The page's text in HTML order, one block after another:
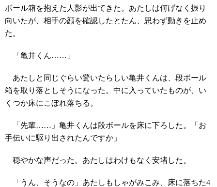
ボール箱を抱えた人影が出てきた。あたしは何げなく振り
向いたが、相手の顔を確認したとたん、思わず動きを止め
た。
「亀井くん……」
あたしと同じぐらい驚いたらしい亀井くんは、段ボール
箱を取り落としそうになった。中に入っていたものが、い
くつか床にこぼれ落ちる。
「先輩……」亀井くんは段ボールを床に下ろした。「お
手伝いに駆り出されたんですか」
穏やかな声だった。あたしはわけもなく安堵した。
「うん、そうなの」あたしもしゃがみこみ、床に落ちた4